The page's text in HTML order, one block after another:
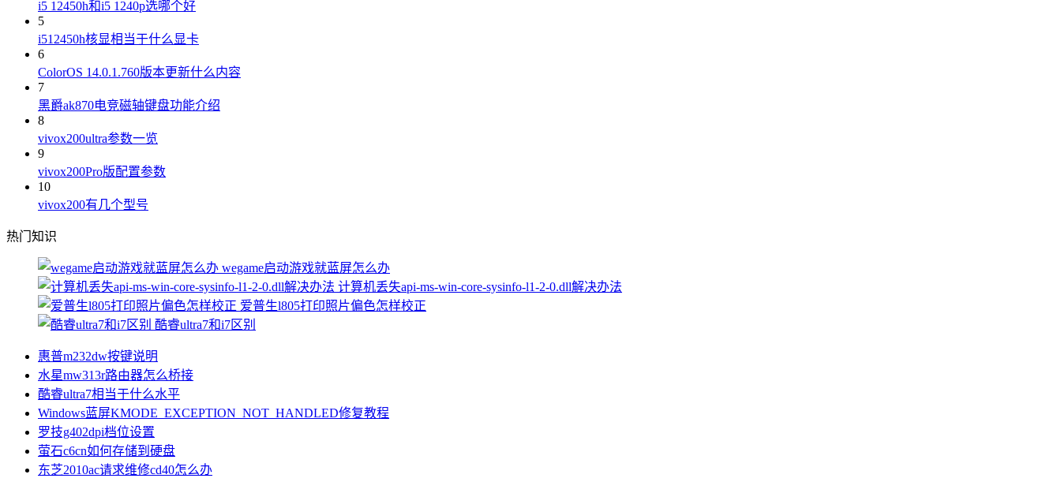
i5 12450h和i5 1240p选哪个好
5
i512450h核显相当于什么显卡
6
ColorOS 14.0.1.760版本更新什么内容
7
黑爵ak870电竞磁轴键盘功能介绍
8
vivox200ultra参数一览
9
vivox200Pro版配置参数
10
vivox200有几个型号
热门知识
wegame启动游戏就蓝屏怎么办
计算机丢失api-ms-win-core-sysinfo-l1-2-0.dll解决办法
爱普生l805打印照片偏色怎样校正
酷睿ultra7和i7区别
惠普m232dw按键说明
水星mw313r路由器怎么桥接
酷睿ultra7相当于什么水平
Windows蓝屏KMODE_EXCEPTION_NOT_HANDLED修复教程
罗技g402dpi档位设置
萤石c6cn如何存储到硬盘
东芝2010ac请求维修cd40怎么办